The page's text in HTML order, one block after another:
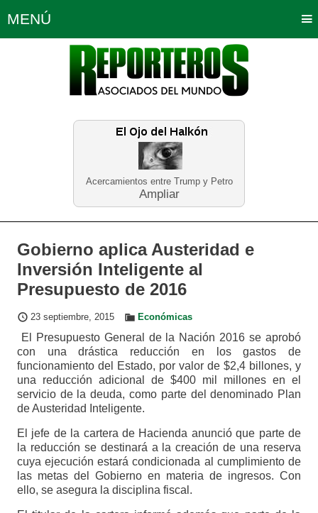
Acercamientos entre Trump y Petro
Ampliar
MENÚ
Política Opinión Bogotá
Planeta Tierra Deportes
Educación Neira
Gobierno aplica Austeridad e
Inversión Inteligente al
Presupuesto de 2016
23 septiembre, 2015 Económicas
El Presupuesto General de la Nación 2016 se aprobó
con una drástica reducción en los gastos de
funcionamiento del Estado, por valor de $2,4 billones, y
una reducción adicional de $400 mil millones en el
servicio de la deuda, como parte del denominado Plan
de Austeridad Inteligente.
El jefe de la cartera de Hacienda anunció que parte de
la reducción se destinará a la creación de una reserva
cuya ejecución estará condicionada al cumplimiento de
las metas del Gobierno en materia de ingresos. Con
ello, se asegura la disciplina fiscal.